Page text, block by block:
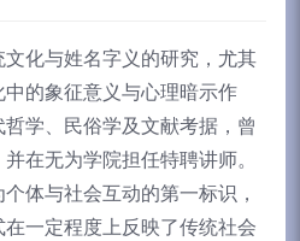
化与姓名字义的研究，尤其
的象征意义与心理暗示作
学、民俗学及文献考据，曾
在无为学院担任特聘讲师。
体与社会互动的第一标识，
一定程度上反映了传统社会